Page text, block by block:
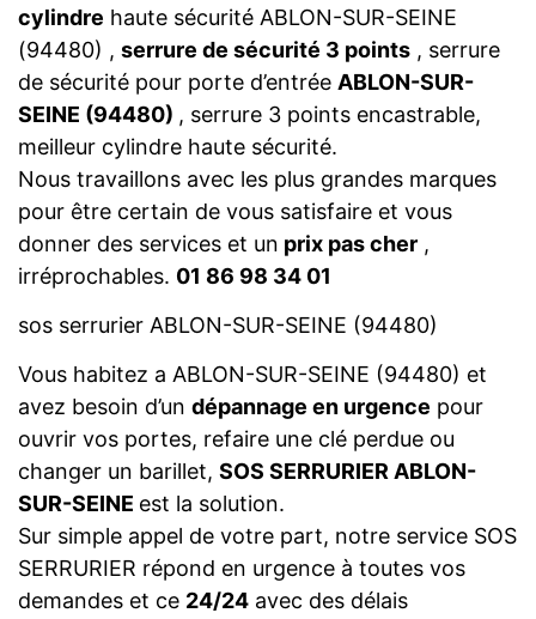
cylindre haute sécurité ABLON-SUR-SEINE
(94480) , serrure de sécurité 3 points , serrure
de sécurité pour porte d’entrée ABLON-SUR-
SEINE (94480) , serrure 3 points encastrable,
meilleur cylindre haute sécurité.
Nous travaillons avec les plus grandes marques
pour être certain de vous satisfaire et vous
donner des services et un prix pas cher ,
irréprochables. 01 86 98 34 01
sos serrurier ABLON-SUR-SEINE (94480)
Vous habitez a ABLON-SUR-SEINE (94480) et
avez besoin d’un dépannage en urgence pour
ouvrir vos portes, refaire une clé perdue ou
changer un barillet, SOS SERRURIER ABLON-
SUR-SEINE est la solution.
Sur simple appel de votre part, notre service SOS
SERRURIER répond en urgence à toutes vos
demandes et ce 24/24 avec des délais